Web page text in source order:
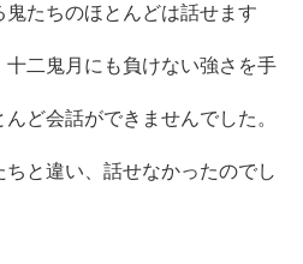
たちのほとんどは話せます
二鬼月にも負けない強さを手
ど会話ができませんでした。
と違い、話せなかったのでし